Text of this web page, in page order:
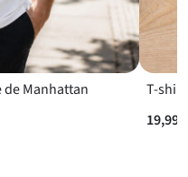
de Manhattan
19,99 €